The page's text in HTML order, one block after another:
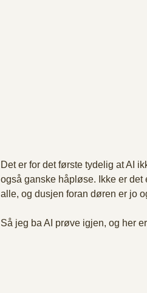
Det er for det første tydelig at AI
også ganske håpløse. Ikke er
alle, og dusjen foran døren er jo
Så jeg ba AI prøve igjen, og her